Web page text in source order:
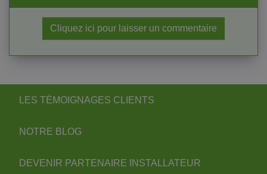
Cliquez ici pour laisser un commentaire
LES TÉMOIGNAGES CLIENTS
NOTRE BLOG
DEVENIR PARTENAIRE INSTALLATEUR